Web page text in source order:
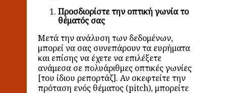
Προσδιορίστε την οπτική γωνία το
θέματός σας
Μετά την ανάλυση των δεδομένων,
μπορεί να σας συνεπάρουν τα ευρήματα
και επίσης να έχετε να επιλέξετε
ανάμεσα σε πολυάριθμες οπτικές γωνίες
[του ίδιου ρεπορτάζ]. Αν σκεφτείτε την
πρόταση ενός θέματος (pitch), μπορείτε